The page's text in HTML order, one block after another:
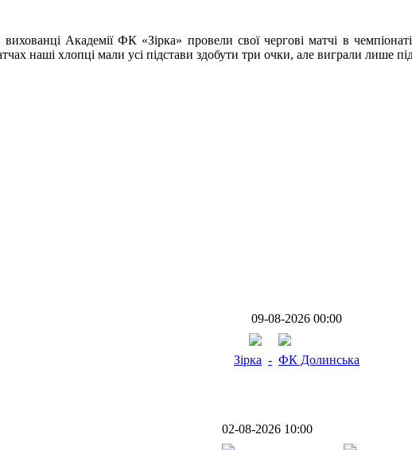
Академії ФК «Зірка» провели свої чергові матчі в
наші хлопці мали усі підстави здобути три очки, але виграли лише
09-08-2026 00:00
Зірка - ФК Долинська
02-08-2026 10:00